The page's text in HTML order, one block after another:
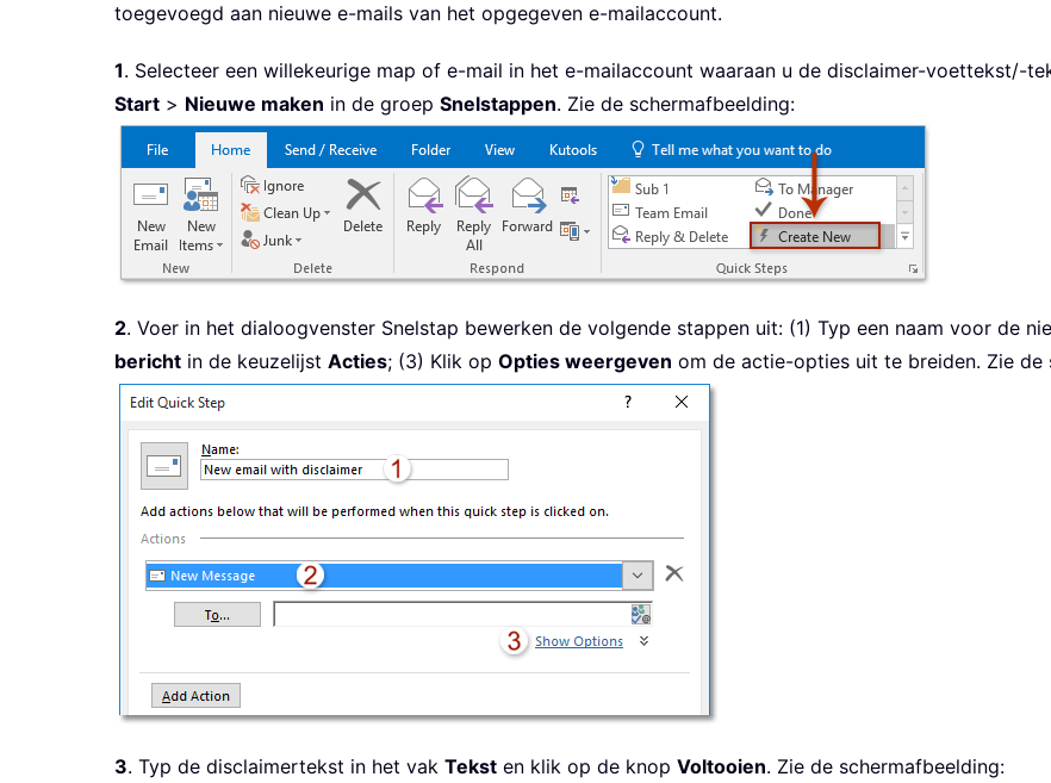
toegevoegd aan nieuwe e-mails van het opgegeven e-mailaccount.
1. Selecteer een willekeurige map of e-mail in het e-mailaccount waaraan u de disclaimer-voettekst/-
Start > Nieuwe maken in de groep Snelstappen. Zie de schermafbeelding:
2. Voer in het dialoogvenster Snelstap bewerken de volgende stappen uit: (1) Typ een naam voor de
bericht in de keuzelijst Acties; (3) Klik op Opties weergeven om de actie-opties uit te breiden. Zie de
3. Typ de disclaimertekst in het vak Tekst en klik op de knop Voltooien. Zie de schermafbeelding: